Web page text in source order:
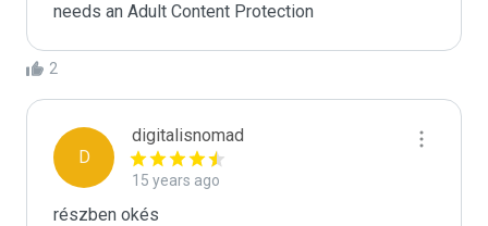
needs an Adult Content Protection
2
D
digitalisnomad
15 years ago
részben okés